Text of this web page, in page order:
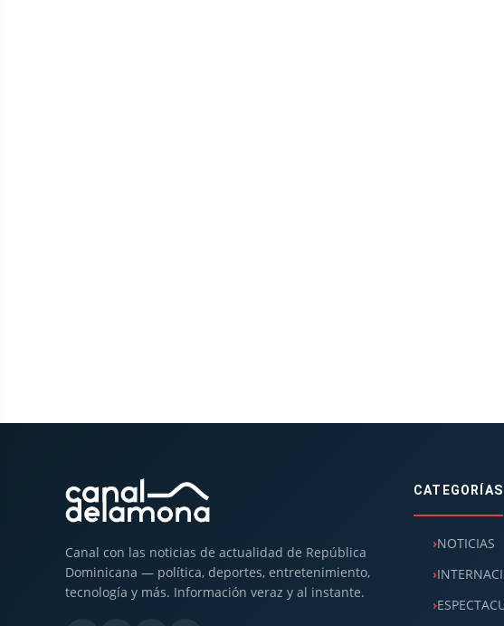
Canal con las noticias de actualidad de República
Dominicana — política, deportes, entretenimiento,
tecnología y más. Información veraz y al instante.
CATEGORÍAS
NOTICIAS